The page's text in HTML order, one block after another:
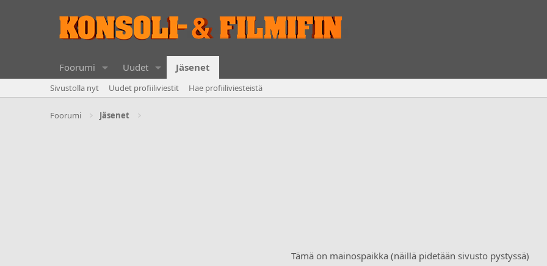
Foorumi Uudet Jäsenet
Sivustolla nyt Uudet profiiliviestit Hae profiiliviesteistä
Foorumi Jäsenet
Tämä on mainospaikka (näillä pidetään sivusto pystyssä)